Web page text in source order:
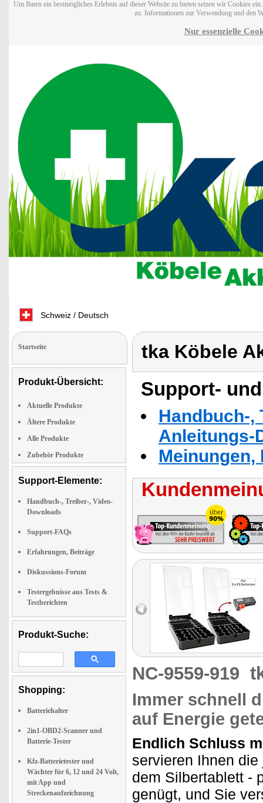
Um Ihnen ein bestmögliches Erlebnis auf dieser Website zu bieten setzen wir Cookies
zu. Informationen zur Verwendung und den
Nur essenzielle
Schweiz / Deutsch
Startseite
Produkt-Übersicht:
Aktuelle Produkte
Ältere Produkte
Alle Produkte
Zubehör Produkte
Support-Elemente:
Handbuch-, Treiber-, Video-
Downloads
Support-FAQs
Erfahrungen, Beiträge
Diskussions-Forum
Testergebnisse aus Tests &
Testberichten
Produkt-Suche:
Shopping:
Batteriehalter
2in1-OBD2-Scanner und
Batterie-Tester
Kfz-Batterietester und
Wächter für 6, 12 und 24 Volt,
mit App und
Streckenaufzeichnung
tka Köbele
Support-
Handbuch-,
Anleitungs-
NC-9559-919
Immer schnell
auf Energie
Endlich Schluss
servieren Ihnen
dem Silbertablett -
genügt, und Sie